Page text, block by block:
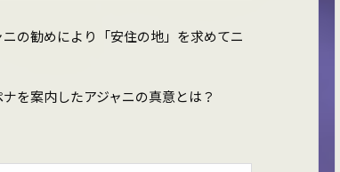
の勧めにより「安住の地」を求めてニ
を案内したアジャニの真意とは？